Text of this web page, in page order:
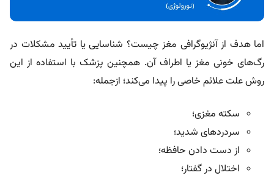
اما هدف از آنژیوگرافی مغز چیست؟ شناسایی یا تأیید مشکلات در
رگ‌های خونی مغز یا اطراف آن. همچنین پزشک با استفاده از این
روش علت علائم خاصی را پیدا می‌کند؛ ازجمله:
سکته مغزی؛
سردردهای شدید؛
از دست دادن حافظه؛
اختلال در گفتار؛